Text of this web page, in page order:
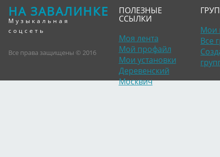
НА ЗАВАЛИНКЕ
Музыкальная
соцсеть
Все права защищены © 2016
ПОЛЕЗНЫЕ
ССЫЛКИ
Моя лента
Мой профайл
Мои установки
Деревенский
Москвич
Мои
Все